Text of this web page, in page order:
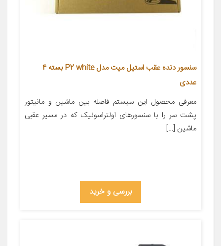
سنسور دنده عقب استیل میت مدل P2 white بسته 4
عددی
معرفی محصول این سیستم فاصله بین ماشین و مانیتور
پشت سر را با سنسورهای اولتراسونیک که در مسیر عقبی
ماشین […]
بررسی و خرید